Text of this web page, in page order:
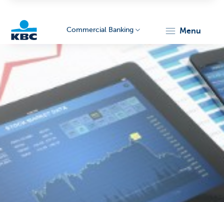
Corporate
Commercial Banking menu